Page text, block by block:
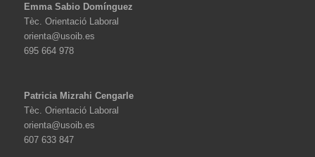
Emma Sabio Domínguez
Tèc. Orientació Laboral
orienta@usoib.es
695 664 978
Patricia Mizrahi Cengarle
Tèc. Orientació Laboral
orienta@usoib.es
607 633 847